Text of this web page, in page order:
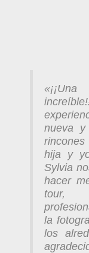
«
nueva
hija y
Sylvia
hacer
tour,
la
los